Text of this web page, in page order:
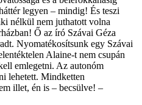
legyen – mindig! És teszi
nélkül nem juthatott volna
Ő az író Szávai Géza
Nyomatékosítsunk egy Szávai
Alaine-t nem csupán
emlegetni. Az autonóm
lehetett. Mindketten
illet, én is – becsülve! –